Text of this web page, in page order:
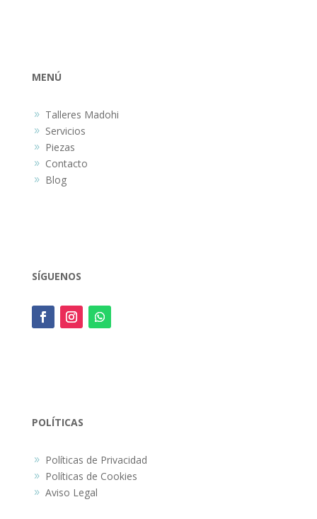
MENÚ
9 Talleres Madohi
9 Servicios
9 Piezas
9 Contacto
9 Blog
SÍGUENOS
POLÍTICAS
9 Políticas de Privacidad
9 Políticas de Cookies
9 Aviso Legal